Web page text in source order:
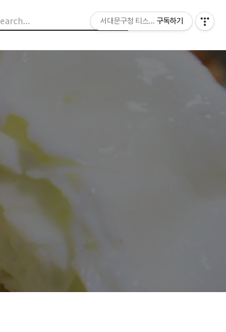
서대문구청 티스토리 블로그
구독하기